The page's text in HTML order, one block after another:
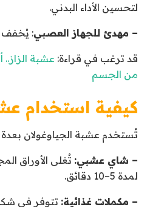
لتحسين الأداء البدني.
– مهدئ للجهاز العصبي: يُخفف
قد ترغب في قراءة: عشبة
من الجسم
كيفية استخدام
تُستخدم عشبة الجياوغولان
– شاي عشبي: تُغلى الأوراق
لمدة 5–10 دقائق.
– مكملات غذائية: تتوفر في